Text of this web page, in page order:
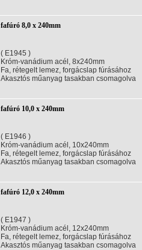
fafúró 8,0 x 240mm
( E1945 )
Króm-vanádium acél, 8x240mm
Fa, rétegelt lemez, forgácslap fúrásához
Akasztós műanyag tasakban csomagolva
fafúró 10,0 x 240mm
( E1946 )
Króm-vanádium acél, 10x240mm
Fa, rétegelt lemez, forgácslap fúrásához
Akasztós műanyag tasakban csomagolva
fafúró 12,0 x 240mm
( E1947 )
Króm-vanádium acél, 12x240mm
Fa, rétegelt lemez, forgácslap fúrásához
Akasztós műanyag tasakban csomagolva